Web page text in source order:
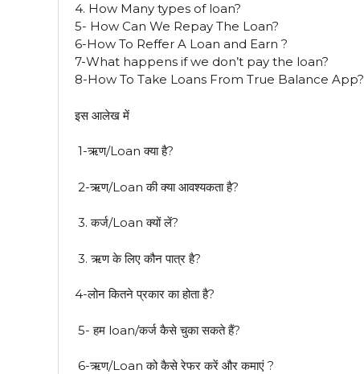
4. How Many types of loan?
5- How Can We Repay The Loan?
6-How To Reffer A Loan and Earn ?
7-What happens if we don’t pay the loan?
8-How To Take Loans From True Balance App?
इस आलेख में
1-ऋण/Loan क्या है?
2-ऋण/Loan की क्या आवश्यकता है?
3. कर्ज/Loan क्यों लें?
3. ऋण के लिए कौन पात्र है?
4-लोन कितने प्रकार का होता है?
5- हम loan/कर्ज कैसे चुका सकते हैं?
6-ऋण/Loan को कैसे रेफर करें और कमाएं ?